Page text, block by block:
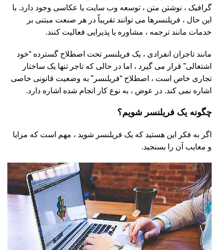
گرافیک ، نوشتن متن ، توسعه وب سایت یا عکاسی وجود دارد. با
این حال ، فریلنسرها می توانند تقریباً در هر صنعت مبتنی بر
خدمات مانند ترجمه ، مشاوره یا پذیرایی فعالیت کنند.
مانند تاجران انفرادی ، یک فریلنسر تحت اصطلاح گسترده “خود
اشتغالی” قرار می گیرد ، اما در حالی که تاجر تنها یک ساختار
تجاری خاص است ، اصطلاح “فریلنسر” به وضعیت قانونی خاصی
اشاره نمی کند. در عوض ، به نوع کار انجام شده اشاره دارد.
چگونه یک فریلنسر شویم؟
اگر به فکر این هستید که یک فریلنسر شوید ، مهم است که مزایا
و معایب آن را بسنجید.